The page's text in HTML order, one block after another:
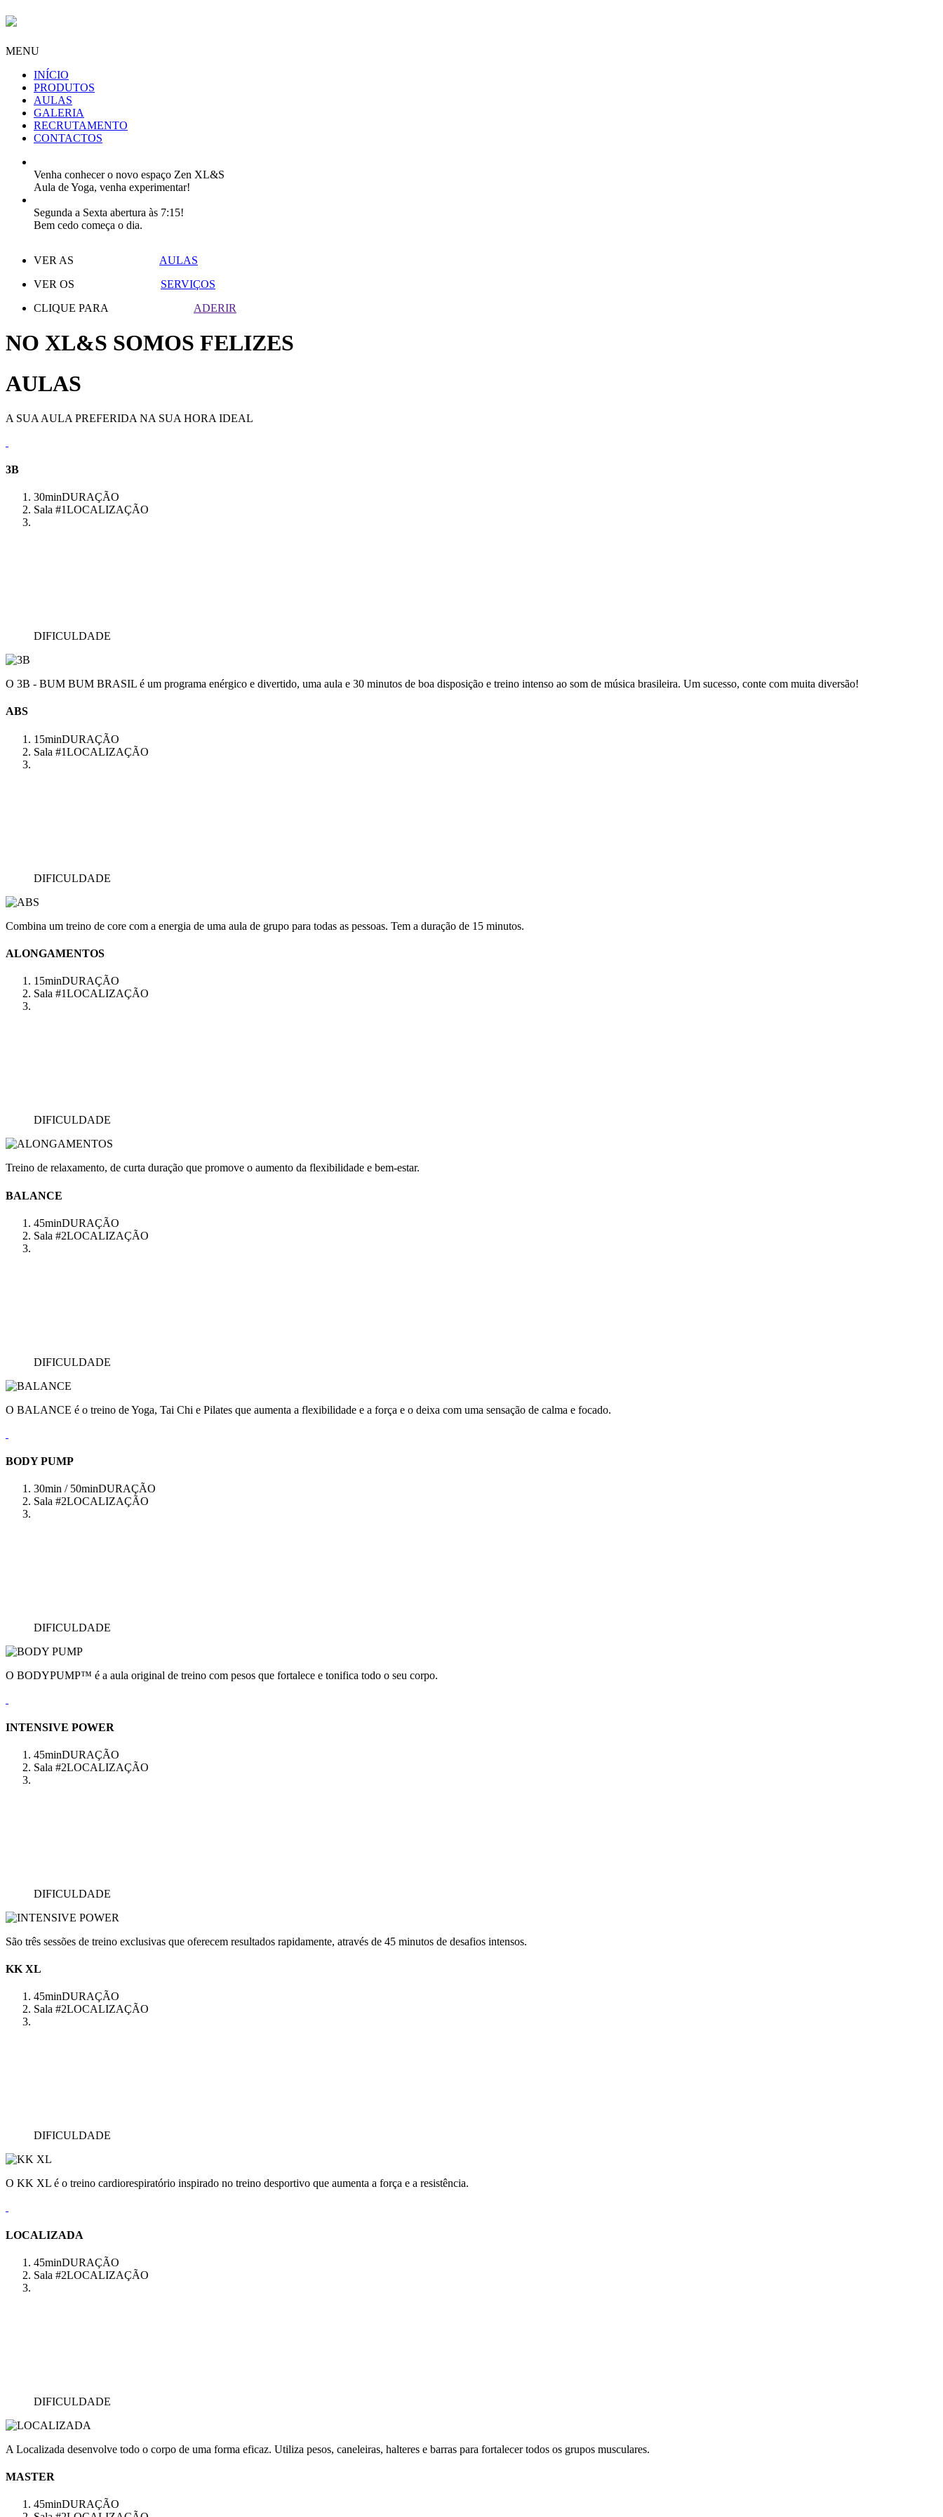
MENU
INÍCIO
PRODUTOS
AULAS
GALERIA
RECRUTAMENTO
CONTACTOS
Venha conhecer o novo espaço Zen XL&S
Aula de Yoga, venha experimentar!
Segunda a Sexta abertura às 7:15!
Bem cedo começa o dia.
VER AS
AULAS
VER OS
SERVIÇOS
CLIQUE PARA
ADERIR
NO XL&S SOMOS FELIZES
AULAS
A SUA AULA PREFERIDA NA SUA HORA IDEAL
3B
30minDURAÇÃO
Sala #1LOCALIZAÇÃO
DIFICULDADE
O 3B - BUM BUM BRASIL é um programa enérgico e divertido, uma aula e 30 minutos de boa disposição e treino intenso ao som de música brasileira. Um sucesso, conte com muita diversão!
ABS
15minDURAÇÃO
Sala #1LOCALIZAÇÃO
DIFICULDADE
Combina um treino de core com a energia de uma aula de grupo para todas as pessoas. Tem a duração de 15 minutos.
ALONGAMENTOS
15minDURAÇÃO
Sala #1LOCALIZAÇÃO
DIFICULDADE
Treino de relaxamento, de curta duração que promove o aumento da flexibilidade e bem-estar.
BALANCE
45minDURAÇÃO
Sala #2LOCALIZAÇÃO
DIFICULDADE
O BALANCE é o treino de Yoga, Tai Chi e Pilates que aumenta a flexibilidade e a força e o deixa com uma sensação de calma e focado.
BODY PUMP
30min / 50minDURAÇÃO
Sala #2LOCALIZAÇÃO
DIFICULDADE
O BODYPUMP™ é a aula original de treino com pesos que fortalece e tonifica todo o seu corpo.
INTENSIVE POWER
45minDURAÇÃO
Sala #2LOCALIZAÇÃO
DIFICULDADE
São três sessões de treino exclusivas que oferecem resultados rapidamente, através de 45 minutos de desafios intensos.
KK XL
45minDURAÇÃO
Sala #2LOCALIZAÇÃO
DIFICULDADE
O KK XL é o treino cardiorespiratório inspirado no treino desportivo que aumenta a força e a resistência.
LOCALIZADA
45minDURAÇÃO
Sala #2LOCALIZAÇÃO
DIFICULDADE
A Localizada desenvolve todo o corpo de uma forma eficaz. Utiliza pesos, caneleiras, halteres e barras para fortalecer todos os grupos musculares.
MASTER
45minDURAÇÃO